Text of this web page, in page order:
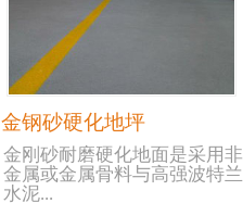
金钢砂硬化地坪
金刚砂耐磨硬化地面是采用非
金属或金属骨料与高强波特兰
水泥...